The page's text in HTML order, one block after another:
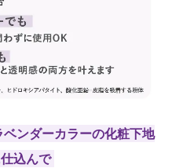
ンダーカラーの化粧下地
込んで